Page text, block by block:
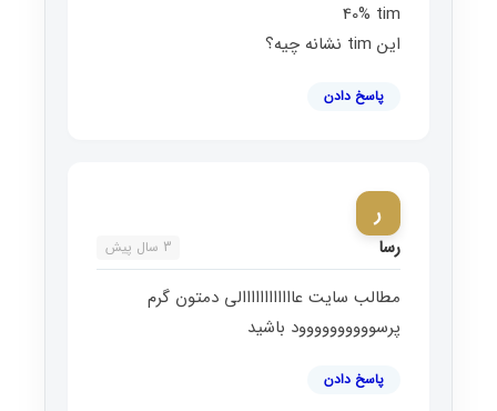
40% tim
این tim نشانه چیه؟
پاسخ دادن
ر
رسا 3 سال پیش
مطالب سایت عاااااااااااالی دمتون گرم
پرسوووووووووود باشید
پاسخ دادن